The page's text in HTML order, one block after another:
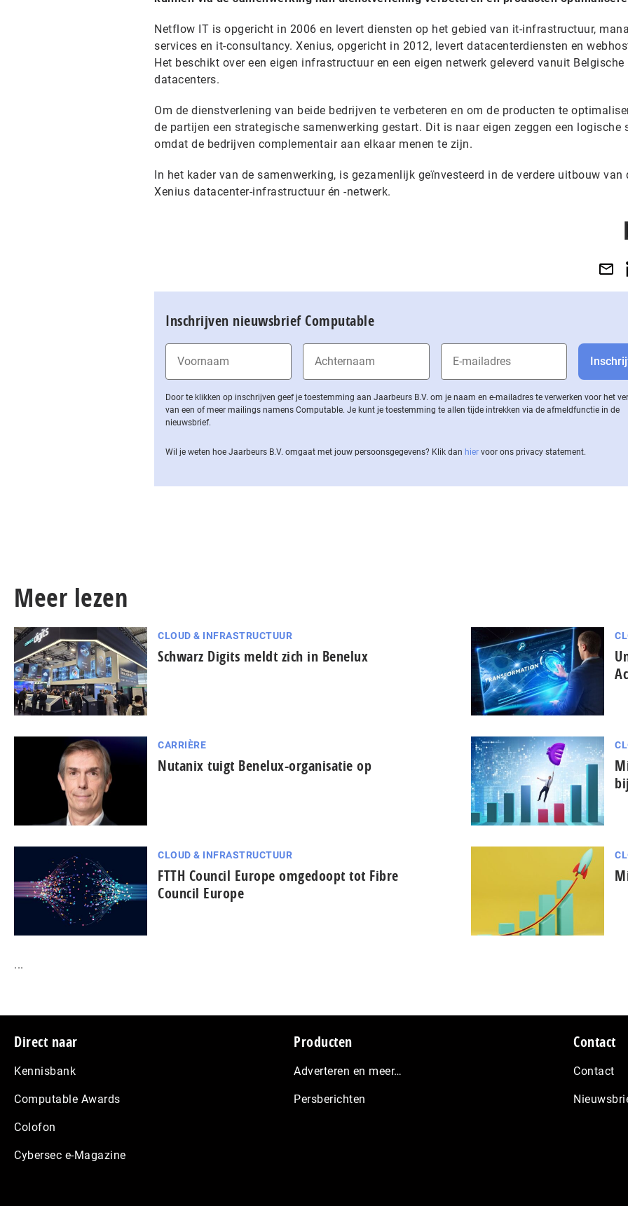
Netflow IT is opgericht in 2006 en levert diensten op het gebied van it-infrastructuur,
services en it-consultancy. Xenius, opgericht in 2012, levert datacenterdiensten en
Het beschikt over een eigen infrastructuur en een eigen netwerk geleverd vanuit Belgische
datacenters.
Om de dienstverlening van beide bedrijven te verbeteren en om de producten te
de partijen een strategische samenwerking gestart. Dit is naar eigen zeggen een logische
omdat de bedrijven complementair aan elkaar menen te zijn.
In het kader van de samenwerking, is gezamenlijk geïnvesteerd in de verdere uitbouw van
Xenius datacenter-infrastructuur én -netwerk.
Inschrijven nieuwsbrief Computable
Door te klikken op inschrijven geef je toestemming aan Jaarbeurs B.V. om je naam en e-mailadres te verwerken voor het
van een of meer mailings namens Computable. Je kunt je toestemming te allen tijde intrekken via de af­meld­func­tie in de
nieuwsbrief.
Wil je weten hoe Jaarbeurs B.V. omgaat met jouw per­soons­ge­ge­vens? Klik dan hier voor ons privacy statement.
Meer lezen
CLOUD & INFRASTRUCTUUR
Schwarz Digits meldt zich in Benelux
CARRIÈRE
Nutanix tuigt Benelux-organisatie op
CLOUD & INFRASTRUCTUUR
FTTH Council Europe omgedoopt tot Fibre
Council Europe
...
Footer
Direct naar
Kennisbank
Computable Awards
Colofon
Cybersec e-Magazine
Producten
Adverteren en meer…
Persberichten
Contact
Contact